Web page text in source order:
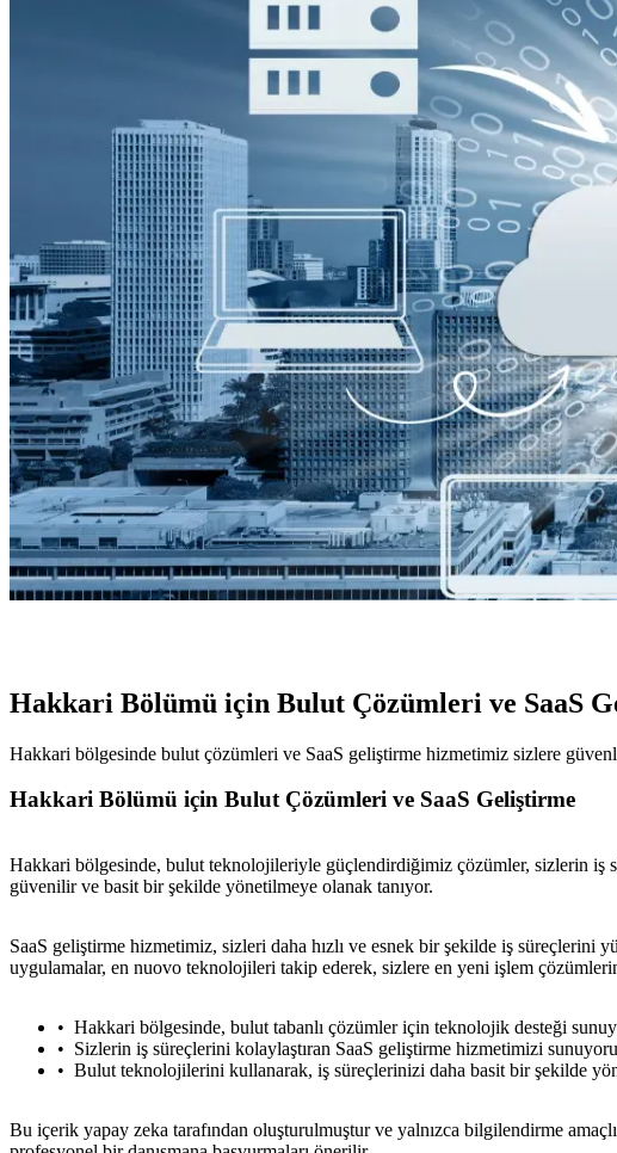
Hakkari Bölümü için Bulut Çözümleri ve SaaS
Hakkari bölgesinde bulut çözümleri ve SaaS geliştirme hizmetimiz sizlere
Hakkari Bölümü için Bulut Çözümleri ve SaaS Geliştirme
Hakkari bölgesinde, bulut teknolojileriyle güçlendirdiğimiz çözümler, sizlerin iş
güvenilir ve basit bir şekilde yönetilmeye olanak tanıyor.
SaaS geliştirme hizmetimiz, sizleri daha hızlı ve esnek bir şekilde iş süreçlerini
uygulamalar, en nuovo teknolojileri takip ederek, sizlere en yeni işlem
Hakkari bölgesinde, bulut tabanlı çözümler için teknolojik desteği
Sizlerin iş süreçlerini kolaylaştıran SaaS geliştirme hizmetimizi
Bulut teknolojilerini kullanarak, iş süreçlerinizi daha basit bir şekilde
Bu içerik yapay zeka tarafından oluşturulmuştur ve yalnızca bilgilendirme